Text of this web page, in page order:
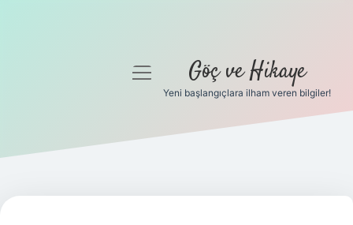
Gizlilik Politikası
Yasal Uyarı
menüyü
Göç ve Hikaye
Yeni başlangıçlara ilham veren bilgiler!